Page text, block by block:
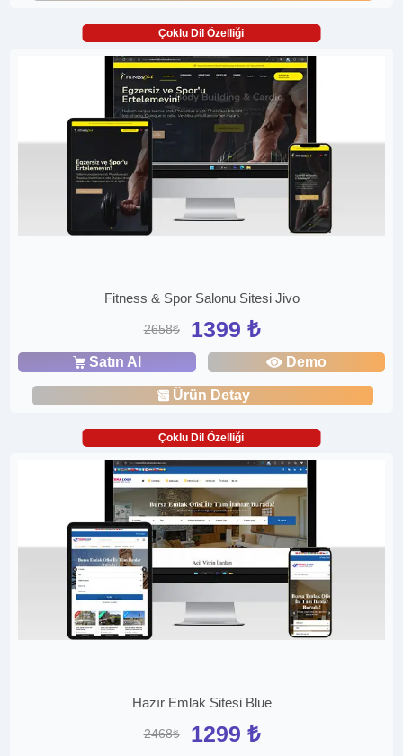
Çoklu Dil Özelliği
Fitness & Spor Salonu Sitesi Jivo
2658₺ 1399 ₺
Satın Al Demo
Ürün Detay
Çoklu Dil Özelliği
Hazır Emlak Sitesi Blue
2468₺ 1299 ₺